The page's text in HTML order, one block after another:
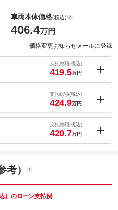
車両本体価格(税込)
406.4万円
価格変更お知らせメールに登録
支払総額(税込)
419.5万円
ざいます。
支払総額(税込)
424.9万円
支払総額(税込)
420.7万円
考）
）のローン支払例